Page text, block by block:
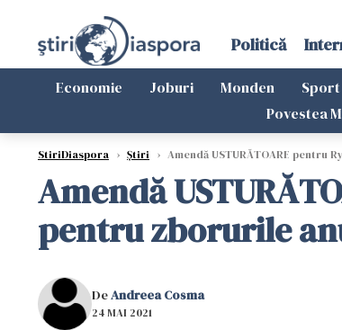
Politică
Economie Joburi Monden Sport
Povestea
StiriDiaspora › Știri › Amendă USTURĂTOARE
Amendă
pentru zborurile
DeAndreea Cosma
24 MAI 2021